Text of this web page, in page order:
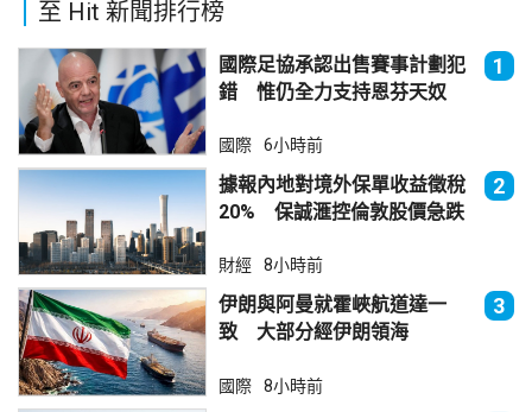
至 Hit 新聞排行榜
國際足協承認出售賽事計劃犯
錯 惟仍全力支持恩芬天奴
1
國際 6小時前
據報內地對境外保單收益徵稅
20% 保誠滙控倫敦股價急跌
2
財經 8小時前
伊朗與阿曼就霍峽航道達一
致 大部分經伊朗領海
3
國際 8小時前